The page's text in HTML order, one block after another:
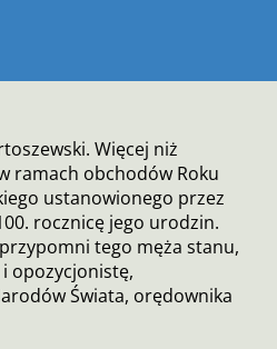
Więcej niż
ramach obchodów Roku
ustanowionego przez
rocznicę jego urodzin.
tego męża stanu,
i opozycjonistę,
Świata, orędownika